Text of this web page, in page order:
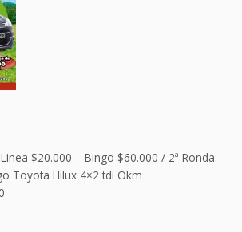
$20.000 – Bingo $60.000 / 2ª Ronda:
Toyota Hilux 4×2 tdi Okm